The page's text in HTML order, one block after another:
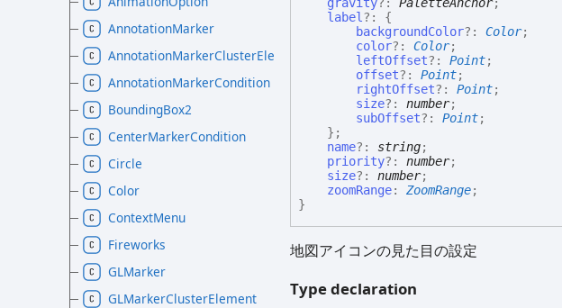
gravity?:PaletteAnchor;
label?: {
backgroundColor?:Color;
color?:Color;
leftOffset?:Point;
offset?:Point;
rightOffset?:Point;
size?:number;
subOffset?:Point;
} ;
name?: string;
priority?:number;
size?:number;
zoomRange:ZoomRange;
}
地図アイコンの見た目の設定
Type declaration
AnnotationMarker
AnnotationMarkerClusterElement
AnnotationMarkerCondition
BoundingBox2
CenterMarkerCondition
Circle
Color
ContextMenu
Fireworks
GLMarker
GLMarkerClusterElement